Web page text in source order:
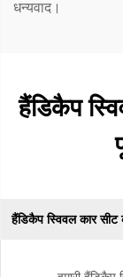
धन्यवाद।
हैंडिकैप
हैंडिकैप स्विवल कार सीट